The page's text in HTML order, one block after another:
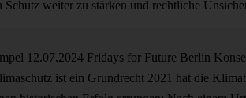
Schutz weiter zu stärken und rechtliche
12.07.2024 Fridays for Future Berlin
ist ein Grundrecht 2021 hat die